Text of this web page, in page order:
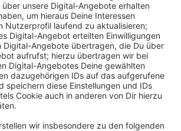
auf dem Laufenden
bleiben!
mehr - mit unserem kostenlosen
Newsletter. Ob Nachrichten,